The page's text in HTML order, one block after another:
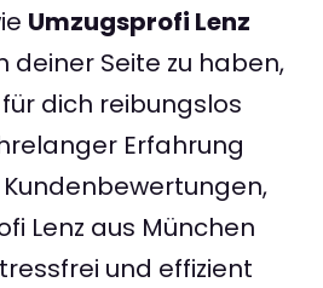
Umzugsprofi Lenz
deiner Seite zu haben,
dich reibungslos
Erfahrung
Lenz aus München
und effizient